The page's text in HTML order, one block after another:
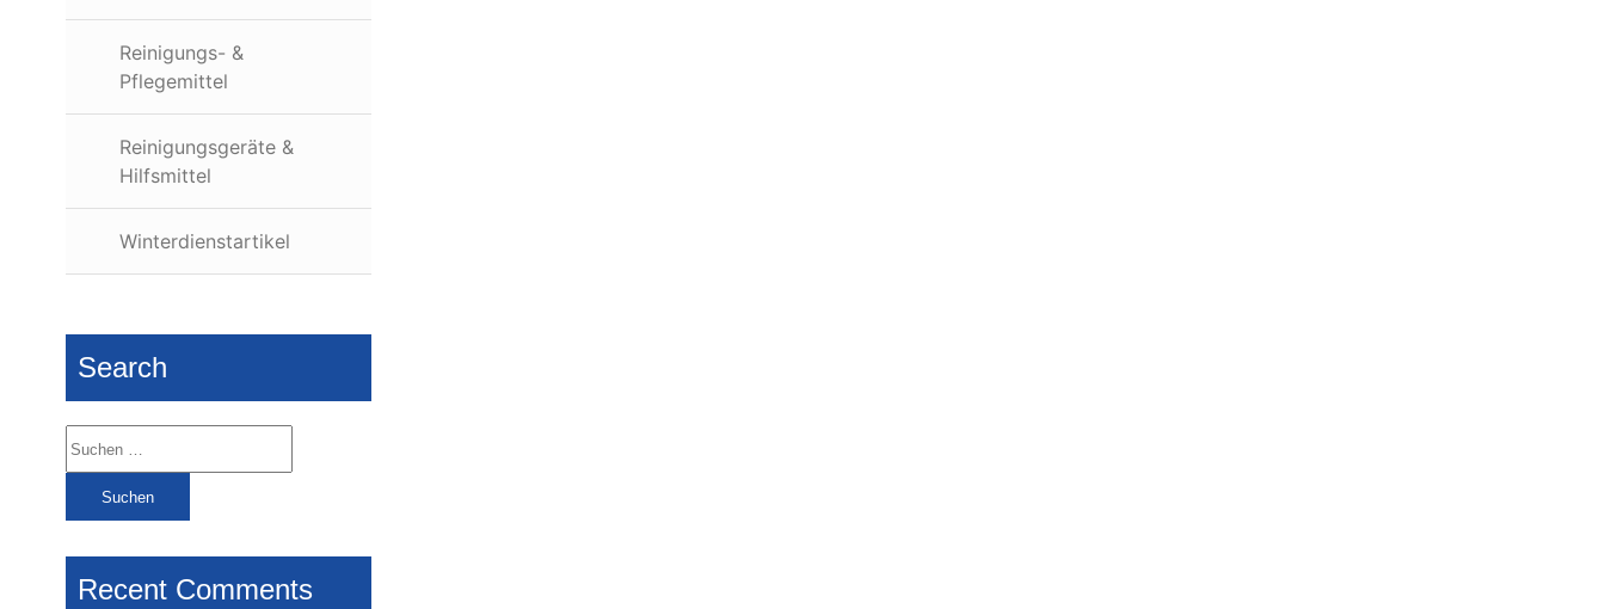
Reinigungs- &
Pflegemittel
Reinigungsgeräte &
Hilfsmittel
Winterdienstartikel
Search
Suchen
nach:
Recent Comments